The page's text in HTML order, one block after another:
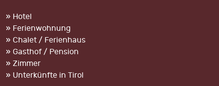
» Hotel
» Ferienwohnung
» Chalet / Ferienhaus
» Gasthof / Pension
» Zimmer
» Unterkünfte in Tirol